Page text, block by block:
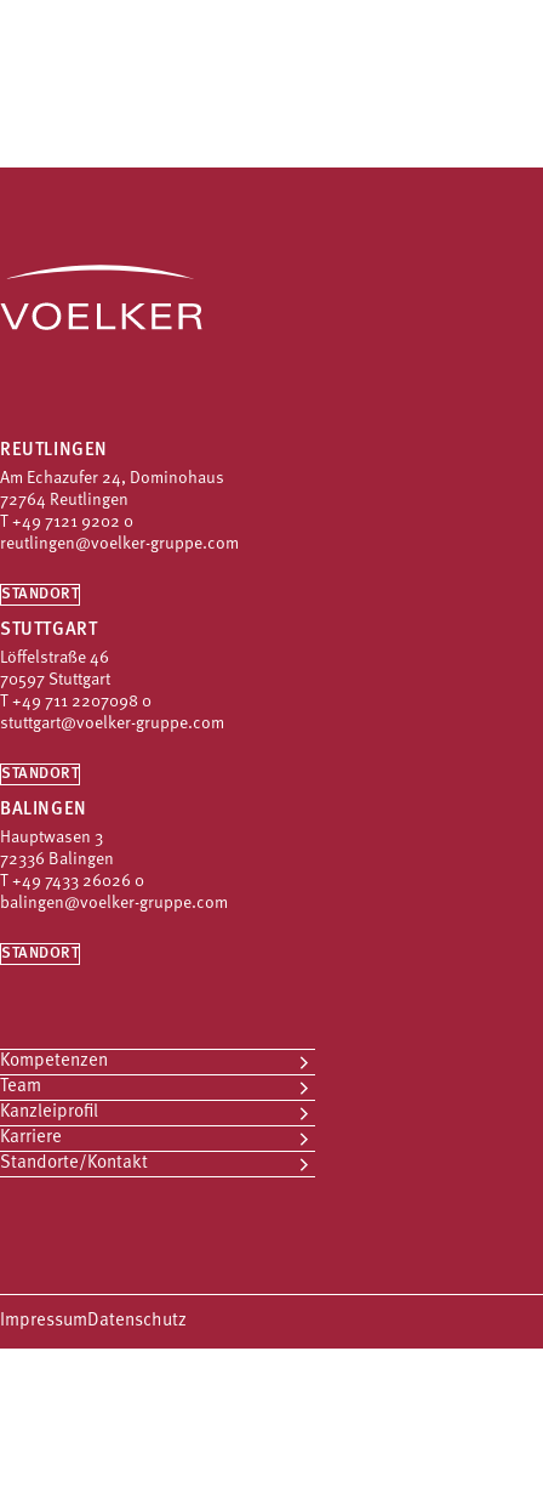
REUTLINGEN
Am Echazufer 24, Dominohaus
72764 Reutlingen
T +49 7121 9202 0
reutlingen@voelker-gruppe.com
STANDORT
STUTTGART
Löffelstraße 46
70597 Stuttgart
T +49 711 2207098 0
stuttgart@voelker-gruppe.com
STANDORT
BALINGEN
Hauptwasen 3
72336 Balingen
T +49 7433 26026 0
balingen@voelker-gruppe.com
STANDORT
Kompetenzen
Team
Kanzleiprofil
Karriere
Standorte/Kontakt
ImpressumDatenschutz